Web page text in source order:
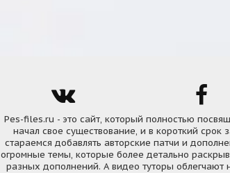
Pes-files.ru - это сайт, который полностью
начал свое существование, и в короткий
стараемся добавлять авторские патчи и
огромные темы, которые более детально
разных дополнений. А видео туторы облегчают